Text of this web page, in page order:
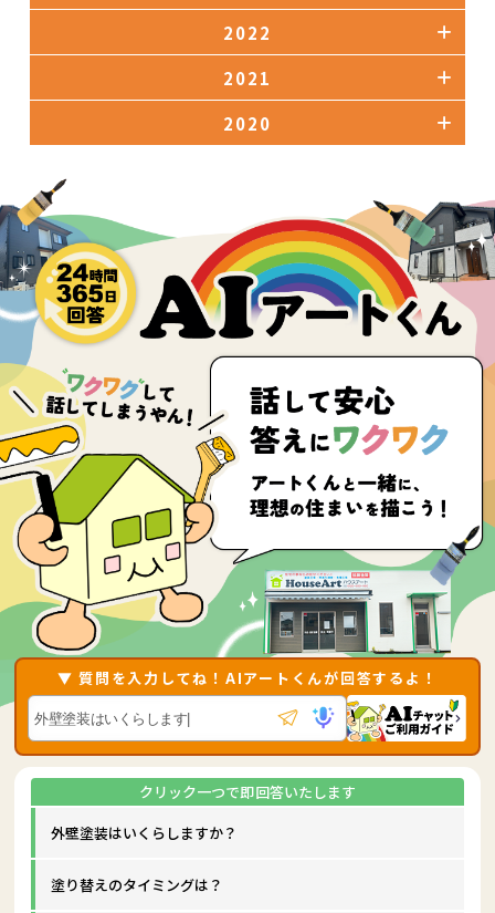
2022
2021
2020
▼ 質問を入力してね！AIアートくんが回答するよ！
外壁塗装はいくらしますか？
塗り替えのタイミングは？